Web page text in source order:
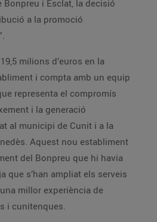
Bonpreu i Esclat, la decisió
a la promoció
milions d’euros en la
i compta amb un equip
representa el compromís
i la generació
al municipi de Cunit i a la
Aquest nou establiment
del Bonpreu que hi havia
que s’han ampliat els serveis
millor experiència de
i cunitenques.